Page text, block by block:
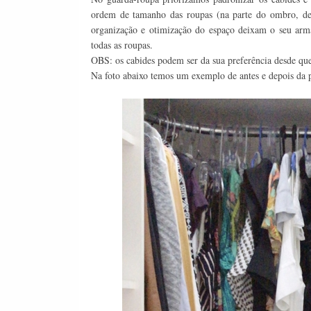
ordem de tamanho das roupas (na parte do ombro,
organização e otimização do espaço deixam o seu
todas as roupas.
OBS: os cabides podem ser da sua preferência desde
Na foto abaixo temos um exemplo de antes e depois da